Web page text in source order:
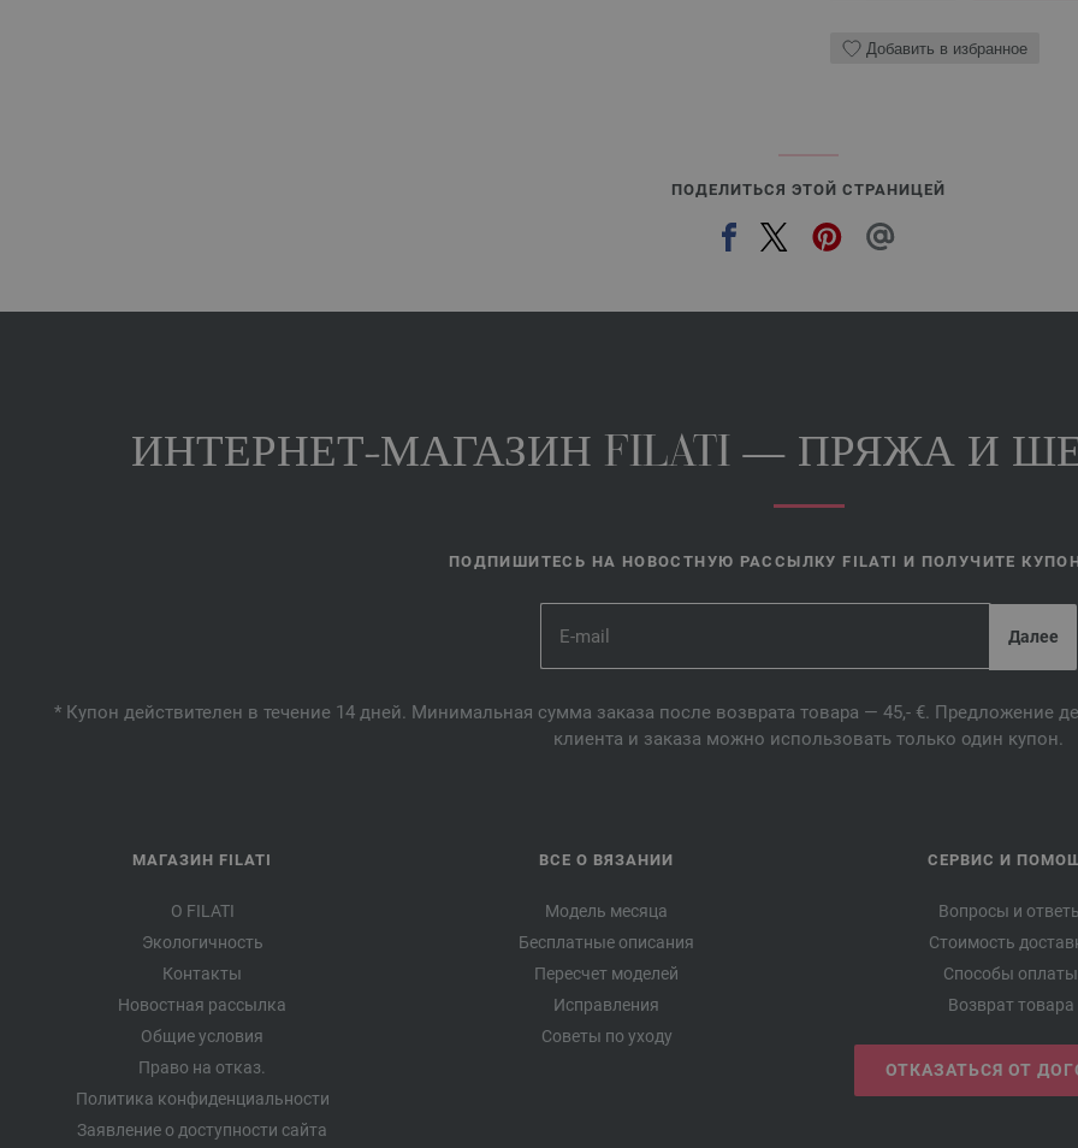
Добавить в избранное
ПОДЕЛИТЬСЯ ЭТОЙ СТРАНИЦЕЙ
ИНТЕРНЕТ-МАГАЗИН FILATI — ПРЯЖА И
ПОДПИШИТЕСЬ НА НОВОСТНУЮ РАССЫЛКУ FILATI И ПОЛУЧИТЕ
* Купон действителен в течение 14 дней. Минимальная сумма заказа после возврата товара — 45,- €. Предложение
клиента и заказа можно использовать только один купон.
МАГАЗИН FILATI
О FILATI
Экологичность
Контакты
Новостная рассылка
Общие условия
Право на отказ.
Политика конфиденциальности
Заявление о доступности сайта
ВСЕ О ВЯЗАНИИ
Модель месяца
Бесплатные описания
Пересчет моделей
Исправления
Советы по уходу
СЕРВИС И
Вопросы и
Стоимость
Способы оплаты
Возврат товара
ОТКАЗАТЬСЯ ОТ